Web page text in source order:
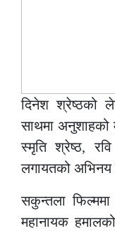
दिनेश श्रेष्ठको
साथमा अनुशाहको
स्मृति श्रेष्ठ,
लगायतको
सकुन्तला
महानायक